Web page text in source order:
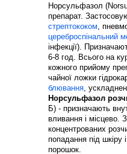
Норсульфазол
препарат.
стрептококом,
цереброспінальний
інфекції).
6-8 год. Всього на
кожного прийому
чайної ложки
блювання,
Норсульфазол
Б) - призначають
вливання і місцево.
концентрованих
попадання під
порошок.